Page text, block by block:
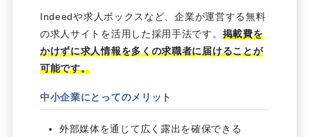
Indeedや求人ボックスなど、企業が運営する無料
の求人サイトを活用した採用手法です。 掲載費を
かけずに求人情報を多くの求職者に届けることが
可能です。
中小企業にとってのメリット
外部媒体を通じて広く露出を確保できる